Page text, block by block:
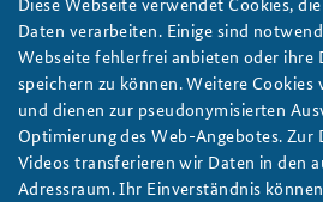
Directions
Further Events
Ein junger Mann hält die Hand eines
die Augen.
Foto: Beuth Hochschule für Technik
Daten verarbeiten. Einige sind
Webseite fehlerfrei anbieten oder ihre
speichern zu können. Weitere Cookies
und dienen zur pseudonymisierten
Optimierung des Web-Angebotes.
Videos transferieren wir Daten in den
Adressraum. Ihr Einverständnis